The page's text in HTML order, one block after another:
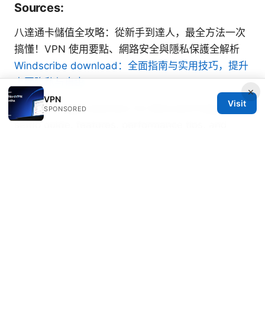
Sources:
八達通卡儲值全攻略：從新手到達人，最全方法一次
搞懂！VPN 使用要點、網路安全與隱私保護全解析
Windscribe download：全面指南与实用技巧，提升
上网隐私与自由
Nordvpn edge extension for Microsoft Edge
setup guide, features, performance tips, and
×
VPN
SPONSORED
Visit